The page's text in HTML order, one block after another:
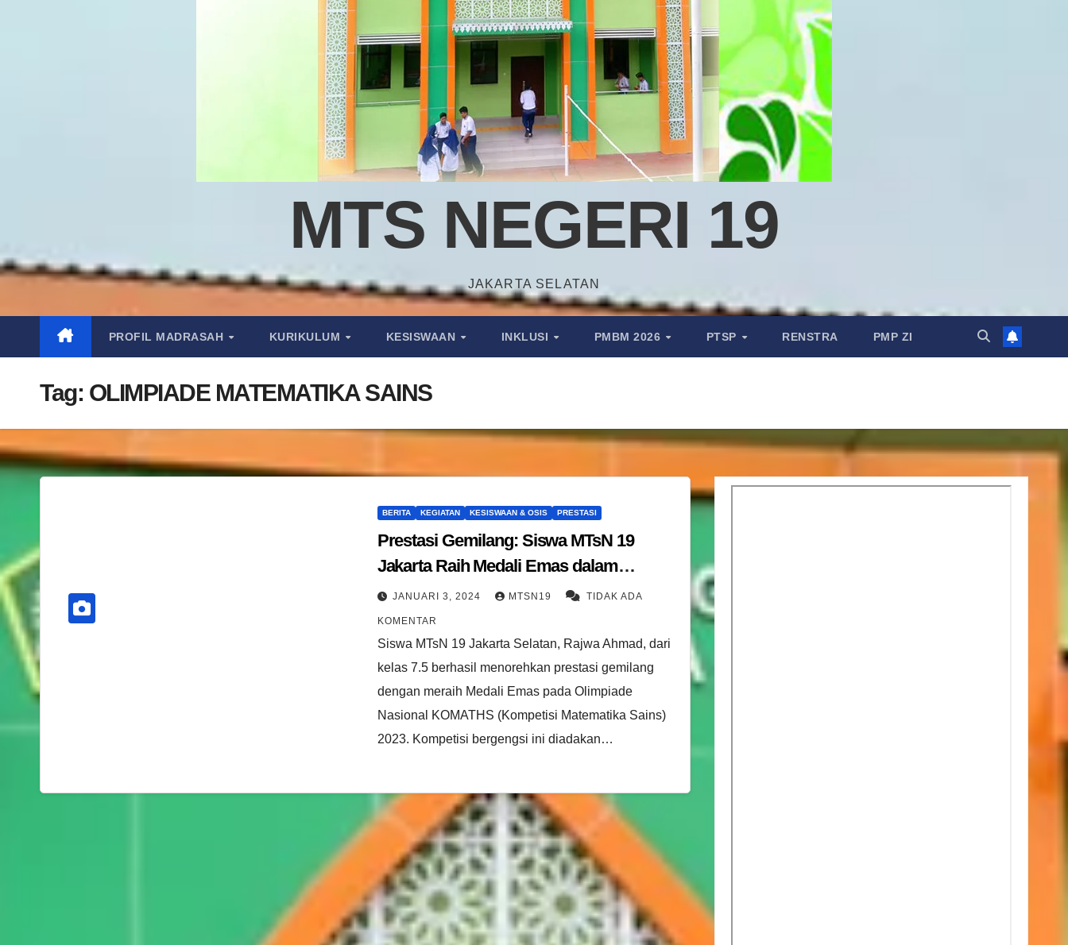
MTS NEGERI 19
JAKARTA SELATAN
PROFIL MADRASAH KURIKULUM KESISWAAN INKLUSI PMBM 2026 PTSP RENSTRA PMP ZI
Tag: OLIMPIADE MATEMATIKA SAINS
BERITA KEGIATAN KESISWAAN & OSIS PRESTASI
Prestasi Gemilang: Siswa MTsN 19
Jakarta Raih Medali Emas dalam
Olimpiade Nasional KOMATHS 2023
JANUARI 3, 2024 MTSN19 TIDAK ADA
KOMENTAR
Siswa MTsN 19 Jakarta Selatan, Rajwa Ahmad, dari
kelas 7.5 berhasil menorehkan prestasi gemilang
dengan meraih Medali Emas pada Olimpiade
Nasional KOMATHS (Kompetisi Matematika Sains)
2023. Kompetisi bergengsi ini diadakan…